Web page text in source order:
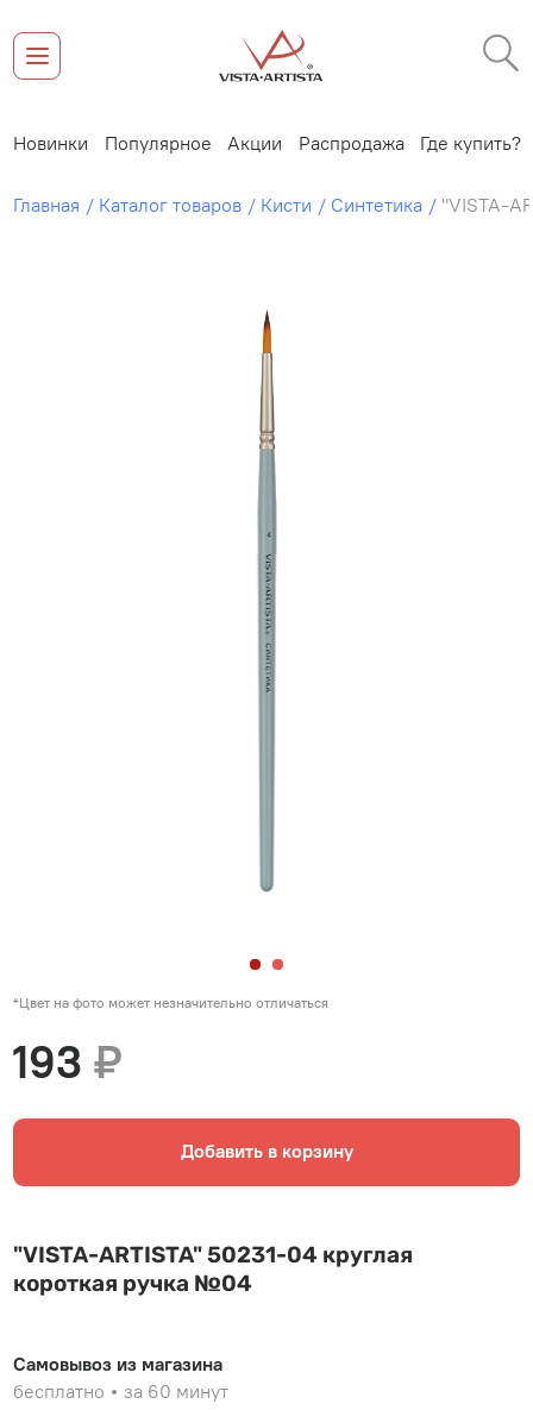
Новинки Популярное Акции Распродажа Где купить?
Главная Каталог товаров Кисти Синтетика "VISTA-
*Цвет на фото может незначительно отличаться
193₽
Добавить в корзину
"VISTA-ARTISTA" 50231-04 круглая
короткая ручка №04
Самовывоз из магазина
бесплатно
за 60 минут